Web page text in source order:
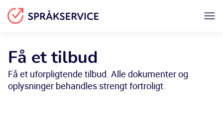
Få et tilbud
Få et uforpligtende tilbud. Alle dokumenter og
oplysninger behandles strengt fortroligt.